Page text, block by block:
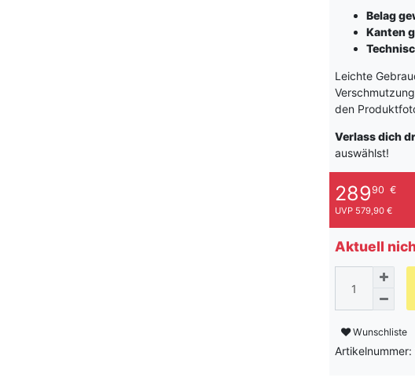
Belag
Kanten
Leichte
den
Verlass dich
auswählst!
28990 €
UVP 579,90 €
Aktuell
Wunschliste
Artikelnummer: